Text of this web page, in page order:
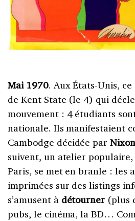
Mai 1970. Aux États-Unis,
de Kent State (le 4) qui
mouvement : 4 étudiants
nationale. Ils manifestaient
Cambodge décidée parNixon
suivent, un atelier
Paris, se met en branle : les
imprimées sur des listings
s’amusent à détourner (plus
pubs, le cinéma, la BD…